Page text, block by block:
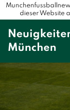
dieser Website
München